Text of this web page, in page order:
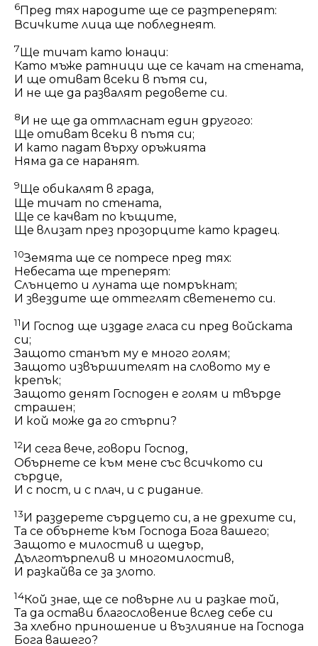
6Пред тях народите ще се разтреперят:
Всичките лица ще побледнеят.
7Ще тичат като юнаци:
Като мъже ратници ще се качат на стената,
И ще отиват всеки в пътя си,
И не ще да развалят редовете си.
8 И не ще да оттласнат един другого:
Ще отиват всеки в пътя си;
И като падат върху оръжията
Няма да се наранят.
9 Ще обикалят в града,
Ще тичат по стената,
Ще се качват по къщите,
Ще влизат през прозорците като крадец.
10Земята ще се потресе пред тях:
Небесата ще треперят:
Слънцето и луната ще помръкнат;
И звездите ще оттеглят светенето си.
11 И Господ ще издаде гласа си пред войската
си;
Защото станът му е много голям;
Защото извършителят на словото му е
крепък;
Защото денят Господен е голям и твърде
страшен;
И кой може да го стърпи?
12И сега вече, говори Господ,
Обърнете се към мене със всичкото си
сърдце,
И с пост, и с плач, и с ридание.
13И раздерете сърдцето си, а не дрехите си,
Та се обърнете към Господа Бога вашего;
Защото е милостив и щедър,
Дълготърпелив и многомилостив,
И разкайва се за злото.
14Кой знае, ще се повърне ли и разкае той,
Та да остави благословение вслед себе си
За хлебно приношение и възлияние на Господа
Бога вашего?